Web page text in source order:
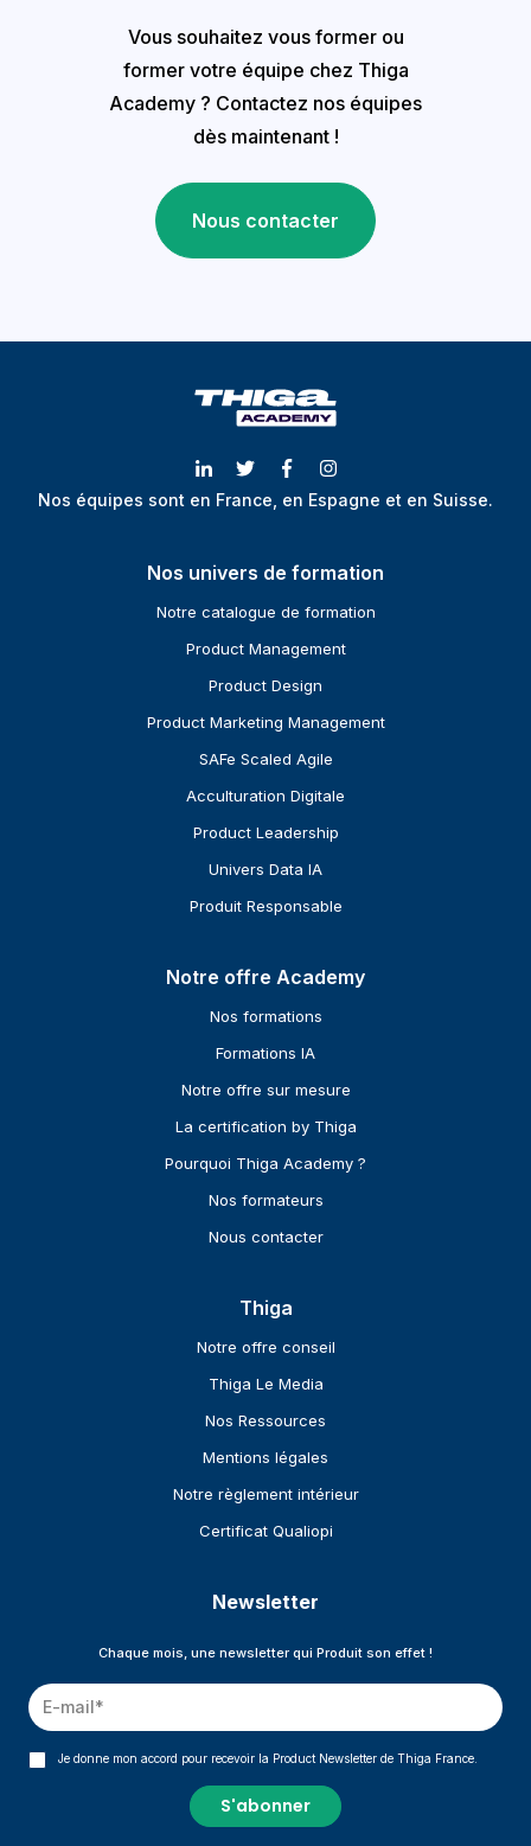
Vous souhaitez vous former ou
former votre équipe chez Thiga
Academy ? Contactez nos équipes
dès maintenant !
Nous contacter
Nos équipes sont en France, en Espagne et en Suisse.
Nos univers de formation
Notre catalogue de formation
Product Management
Product Design
Product Marketing Management
SAFe Scaled Agile
Acculturation Digitale
Product Leadership
Univers Data IA
Produit Responsable
Notre offre Academy
Nos formations
Formations IA
Notre offre sur mesure
La certification by Thiga
Pourquoi Thiga Academy ?
Nos formateurs
Nous contacter
Thiga
Notre offre conseil
Thiga Le Media
Nos Ressources
Mentions légales
Notre règlement intérieur
Certificat Qualiopi
Newsletter
Chaque mois, une newsletter qui Produit son effet !
Je donne mon accord pour recevoir la Product Newsletter de Thiga France.